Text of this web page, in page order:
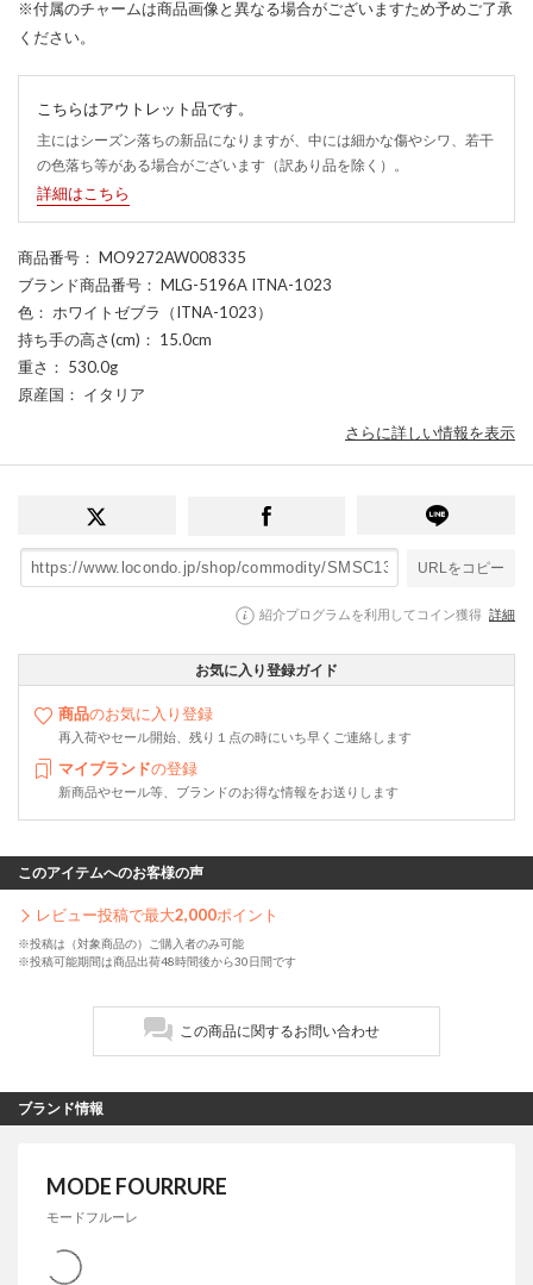
※付属のチャームは商品画像と異なる場合がございますため予めご了承
ください。
こちらはアウトレット品です。
主にはシーズン落ちの新品になりますが、中には細かな傷やシワ、若干
の色落ち等がある場合がございます（訳あり品を除く）。
詳細はこちら
商品番号 ： MO9272AW008335
ブランド商品番号 ： MLG-5196A ITNA-1023
色 ： ホワイトゼブラ（ITNA-1023）
持ち手の高さ(cm) ： 15.0cm
重さ ： 530.0g
原産国 ： イタリア
さらに詳しい情報を表示
URLをコピー
紹介プログラムを利用してコイン獲得 詳細
お気に入り登録ガイド
商品のお気に入り登録
再入荷やセール開始、残り１点の時にいち早くご連絡します
マイブランドの登録
新商品やセール等、ブランドのお得な情報をお送りします
このアイテムへのお客様の声
レビュー投稿で最大2,000ポイント
※投稿は（対象商品の）ご購入者のみ可能
※投稿可能期間は商品出荷48時間後から30日間です
この商品に関するお問い合わせ
ブランド情報
MODE FOURRURE
モードフルーレ